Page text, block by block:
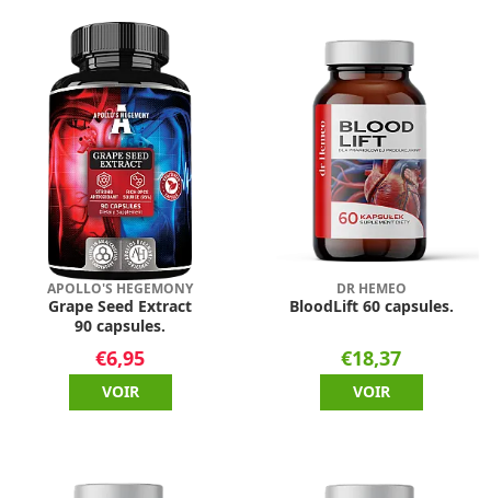
APOLLO'S HEGEMONY
Grape Seed Extract
90 capsules.
€6,95
VOIR
DR HEMEO
BloodLift 60 capsules.
€18,37
VOIR